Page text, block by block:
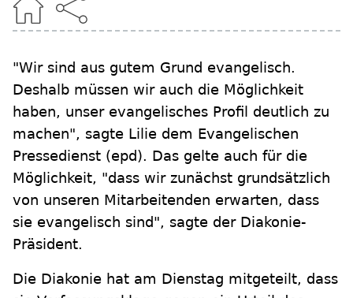
"Wir sind aus gutem Grund evangelisch.
Deshalb müssen wir auch die Möglichkeit
haben, unser evangelisches Profil deutlich zu
machen", sagte Lilie dem Evangelischen
Pressedienst (epd). Das gelte auch für die
Möglichkeit, "dass wir zunächst grundsätzlich
von unseren Mitarbeitenden erwarten, dass
sie evangelisch sind", sagte der Diakonie-
Präsident.
Die Diakonie hat am Dienstag mitgeteilt, dass